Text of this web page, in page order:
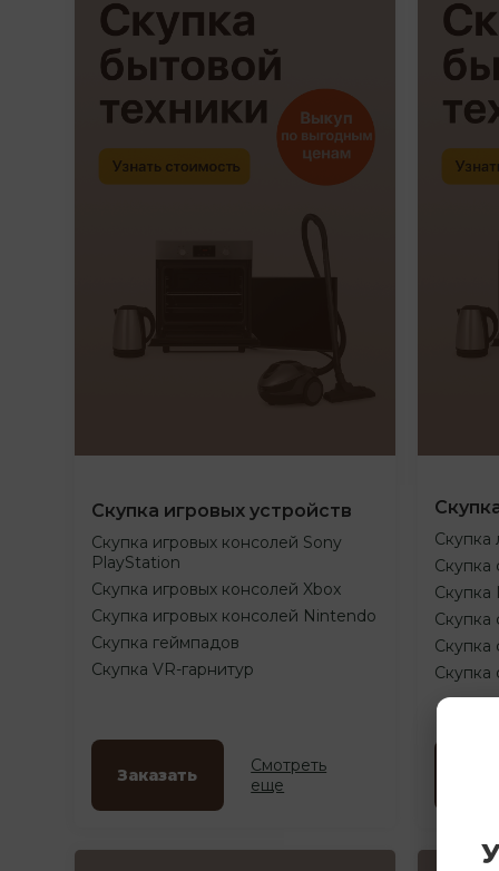
Скупка игровых устройств
Скупка игровых консолей Sony
PlayStation
Скупка игровых консолей Xbox
Скупка игровых консолей Nintendo
Скупка геймпадов
Скупка VR-гарнитур
Заказать
Смотреть
еще
Скупка
Скупка
Скупка
Скупка
Скупка